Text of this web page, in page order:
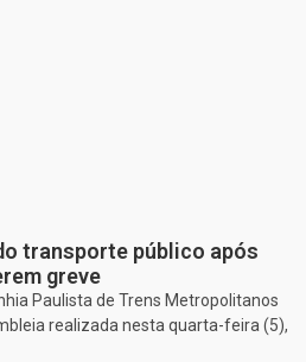
transporte público após
greve
Paulista de Trens Metropolitanos
realizada nesta quarta-feira (5),